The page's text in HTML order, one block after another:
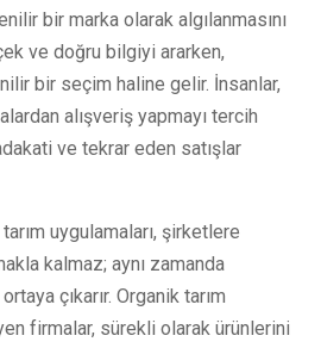
bir marka olarak algılanmasını
ve doğru bilgiyi ararken,
bir seçim haline gelir. İnsanlar,
alışveriş yapmayı tercih
ve tekrar eden satışlar
uygulamaları, şirketlere
kalmaz; aynı zamanda
çıkarır. Organik tarım
firmalar, sürekli olarak ürünlerini